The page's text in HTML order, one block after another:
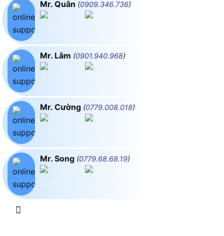
Mr. Quân (0909.346.736)
Mr. Lâm (0901.940.968)
Mr. Cường (0779.008.018)
Mr. Song (0779.68.68.19)